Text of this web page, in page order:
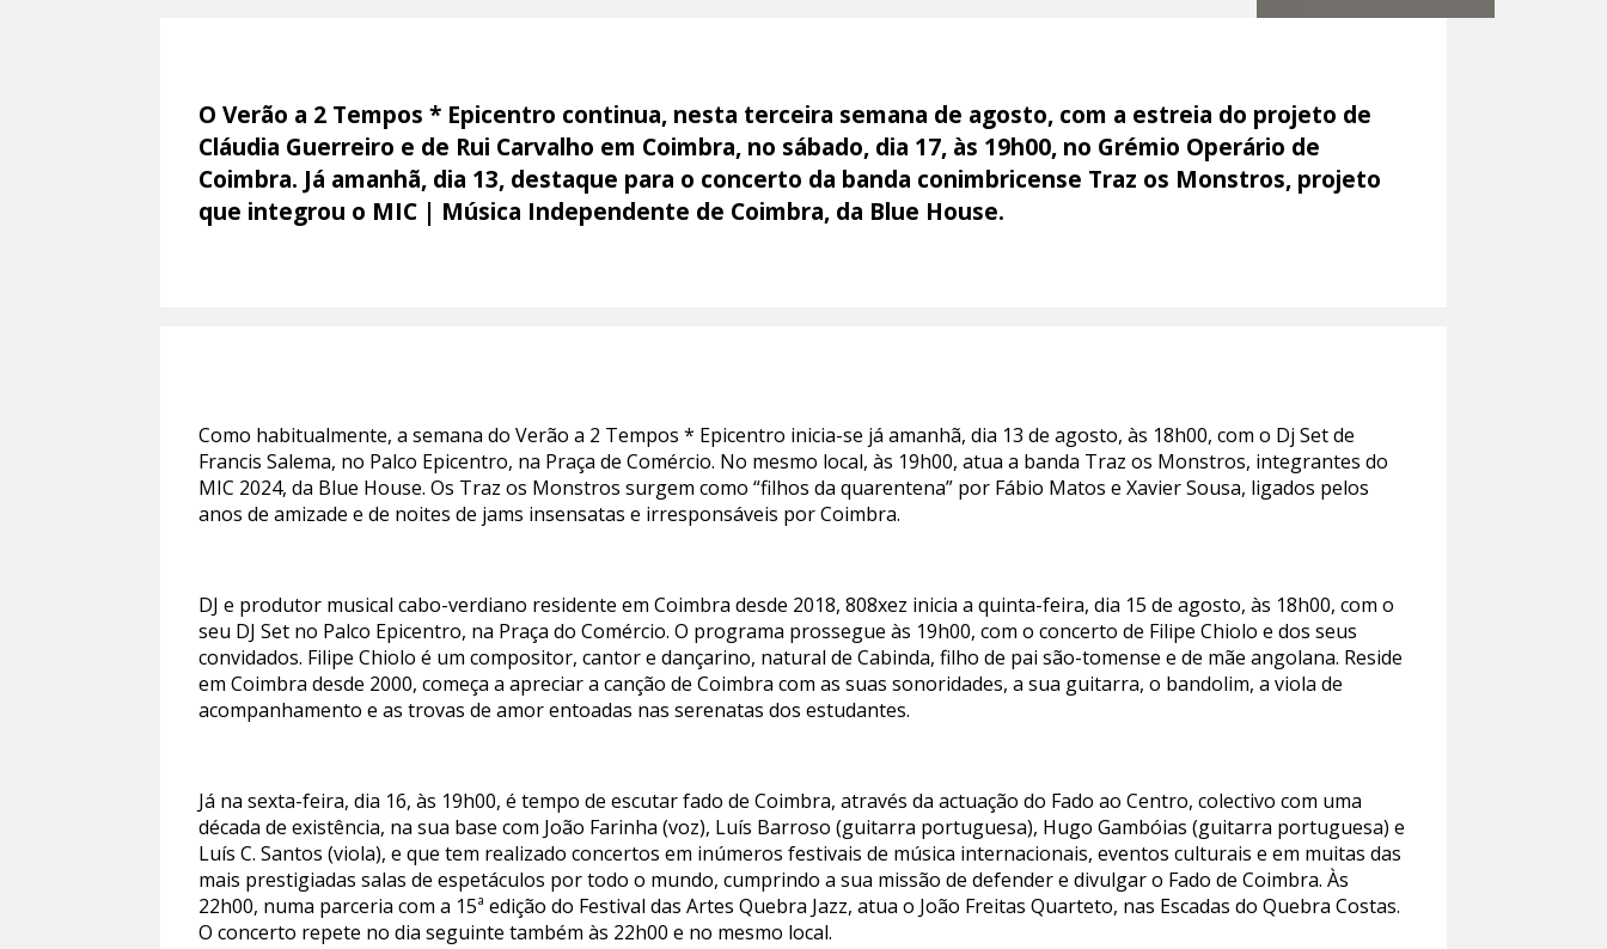
O Verão a 2 Tempos * Epicentro continua, nesta terceira semana de agosto, com a estreia do projeto de
Cláudia Guerreiro e de Rui Carvalho em Coimbra, no sábado, dia 17, às 19h00, no Grémio Operário de
Coimbra. Já amanhã, dia 13, destaque para o concerto da banda conimbricense Traz os Monstros, projeto
que integrou o MIC | Música Independente de Coimbra, da Blue House.
Como habitualmente, a semana do Verão a 2 Tempos * Epicentro inicia-se já amanhã, dia 13 de agosto, às 18h00, com o Dj Set de
Francis Salema, no Palco Epicentro, na Praça de Comércio. No mesmo local, às 19h00, atua a banda Traz os Monstros, integrantes do
MIC 2024, da Blue House. Os Traz os Monstros surgem como “filhos da quarentena” por Fábio Matos e Xavier Sousa, ligados pelos
anos de amizade e de noites de jams insensatas e irresponsáveis por Coimbra.
DJ e produtor musical cabo-verdiano residente em Coimbra desde 2018, 808xez inicia a quinta-feira, dia 15 de agosto, às 18h00, com o
seu DJ Set no Palco Epicentro, na Praça do Comércio. O programa prossegue às 19h00, com o concerto de Filipe Chiolo e dos seus
convidados. Filipe Chiolo é um compositor, cantor e dançarino, natural de Cabinda, filho de pai são-tomense e de mãe angolana. Reside
em Coimbra desde 2000, começa a apreciar a canção de Coimbra com as suas sonoridades, a sua guitarra, o bandolim, a viola de
acompanhamento e as trovas de amor entoadas nas serenatas dos estudantes.
Já na sexta-feira, dia 16, às 19h00, é tempo de escutar fado de Coimbra, através da actuação do Fado ao Centro, colectivo com uma
década de existência, na sua base com João Farinha (voz), Luís Barroso (guitarra portuguesa), Hugo Gambóias (guitarra portuguesa) e
Luís C. Santos (viola), e que tem realizado concertos em inúmeros festivais de música internacionais, eventos culturais e em muitas das
mais prestigiadas salas de espetáculos por todo o mundo, cumprindo a sua missão de defender e divulgar o Fado de Coimbra. Às
22h00, numa parceria com a 15ª edição do Festival das Artes Quebra Jazz, atua o João Freitas Quarteto, nas Escadas do Quebra Costas.
O concerto repete no dia seguinte também às 22h00 e no mesmo local.